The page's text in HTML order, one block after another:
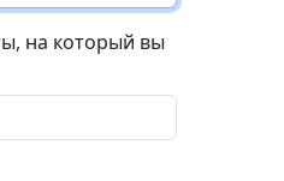
на который вы